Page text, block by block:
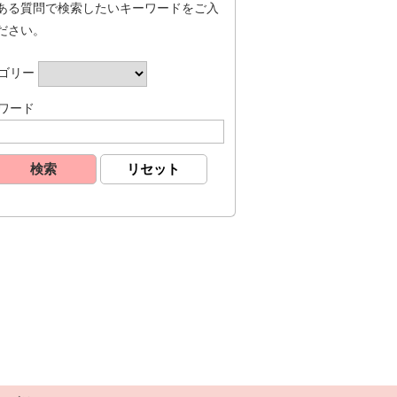
る質問で検索したいキーワードをご入
さい。
リー
ード